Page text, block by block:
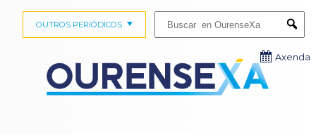
OUTROS PERIÓDICOS
Axenda